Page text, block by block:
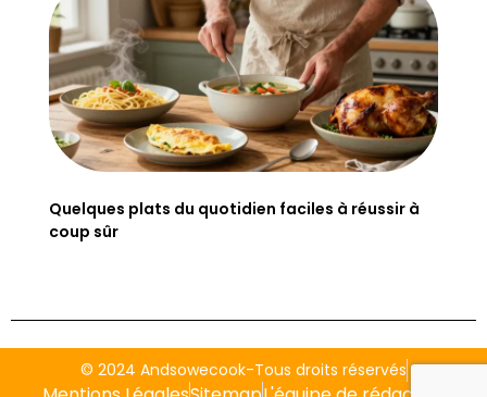
Quelques plats du quotidien faciles à réussir à
coup sûr
© 2024 Andsowecook-Tous droits réservés